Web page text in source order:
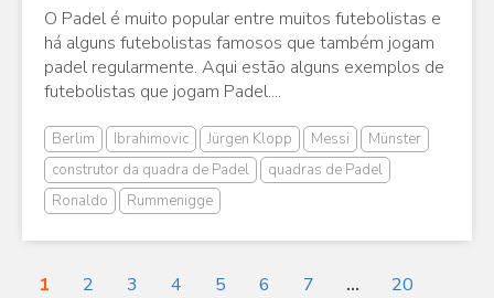
O Padel é muito popular entre muitos futebolistas e
há alguns futebolistas famosos que também jogam
padel regularmente. Aqui estão alguns exemplos de
futebolistas que jogam Padel....
Berlim Ibrahimovic Jürgen Klopp Messi
Münster
construtor da quadra de Padel
quadras de Padel
Ronaldo
Rummenigge
1 2 3 4 5 6 7 ...
20